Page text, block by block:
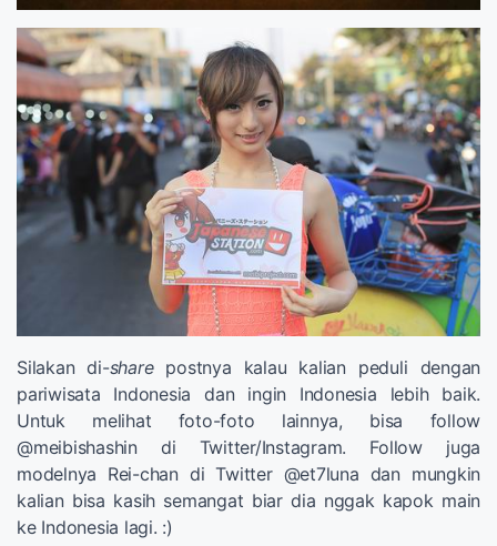
Silakan di-sharepostnya kalau kalian peduli dengan
pariwisata Indonesia dan ingin Indonesia lebih baik.
Untuk melihat foto-foto lainnya, bisa follow
@meibishashin di Twitter/Instagram. Follow juga
modelnya Rei-chan di Twitter @et7luna dan mungkin
kalian bisa kasih semangat biar dia nggak kapok main
ke Indonesia lagi. :)